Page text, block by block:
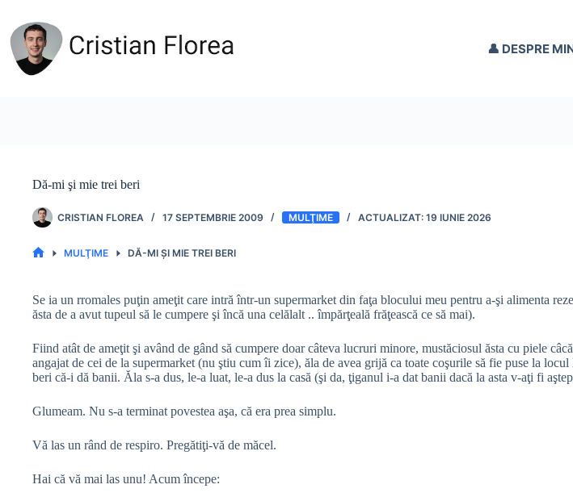
conținut
👤 DESPRE
Dă-mi şi mie trei beri
CRISTIAN FLOREA 17 SEPTEMBRIE 2009 MULŢIME 19 IUNIE 2026
MULŢIME DĂ-MI ŞI MIE TREI BERI
Se ia un rromales puţin ameţit care intră într-un supermarket din faţa blocului meu pentru a-şi alimenta
ăsta de a avut tupeul să le cumpere şi încă una celălalt .. împărţeală frăţească ce să mai).
Fiind atât de ameţit şi având de gând să cumpere doar câteva lucruri minore, mustăciosul ăsta cu piele
angajat de cei de la supermarket (nu ştiu cum îi zice), ăla de avea grijă ca toate coşurile să fie puse la
beri că-i dă banii. Ăla s-a dus, le-a luat, le-a dus la casă (şi da, ţiganul i-a dat banii dacă la asta v-aţi fi
Glumeam. Nu s-a terminat povestea aşa, că era prea simplu.
Vă las un rând de respiro. Pregătiţi-vă de măcel.
Hai că vă mai las unu! Acum începe: